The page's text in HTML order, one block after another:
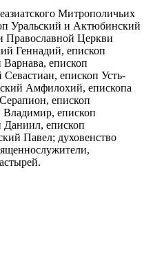
Митрополичьих
Уральский и Актюбинский
Церкви
Геннадий, епископ
епископ
епископ Усть-
Амфилохий, епископа
епископ
Владимир, епископ
епископ
Павел; духовенство